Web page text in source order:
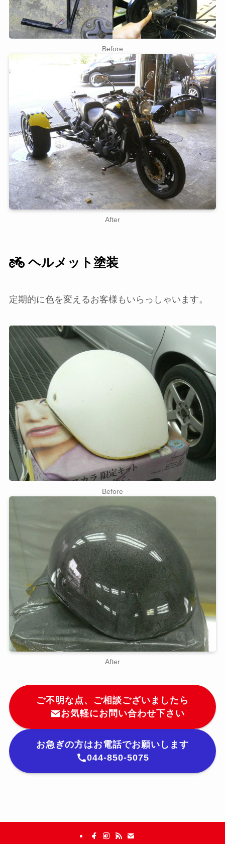
Before
After
ヘルメット塗装
定期的に色を変えるお客様もいらっしゃいます。
Before
After
ご不明な点、ご相談ございましたら
お気軽にお問い合わせ下さい
お急ぎの方はお電話でお願いします
044-850-5075